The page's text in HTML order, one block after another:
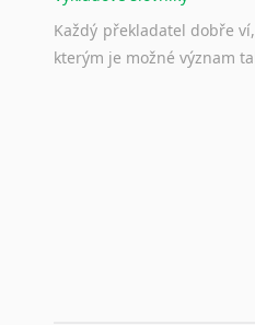
Každý překladatel dobře ví,
kterým je možné význam